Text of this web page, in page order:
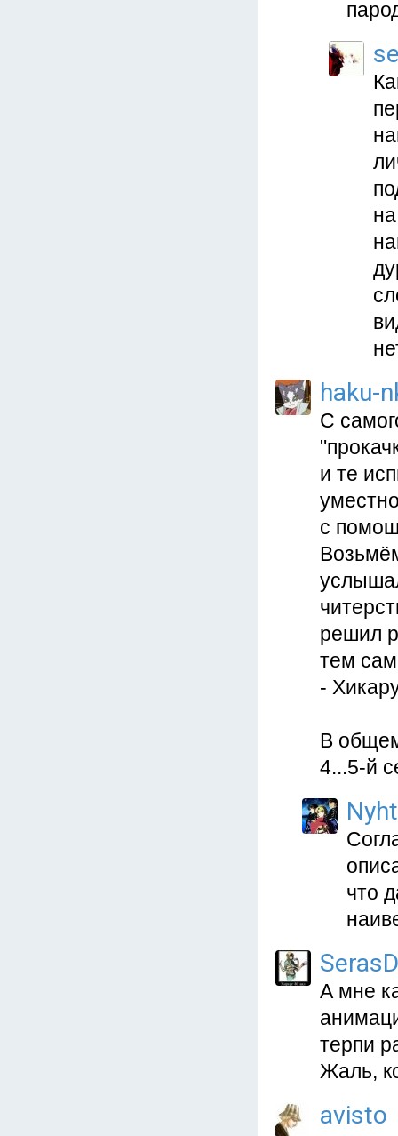
haku-
С
и те
с
решил
тем
-
В
4...5-й
Nyht
что
А мне
терпи
Жаль,
avisto